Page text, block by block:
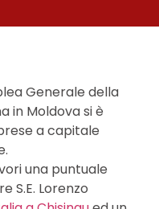
Generale della
in Moldova si è
a capitale
una puntuale
S.E. Lorenzo